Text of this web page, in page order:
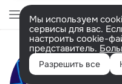
Мы используем
сервисы для вас.
настроить cookie-
представитель.
Разрешить все